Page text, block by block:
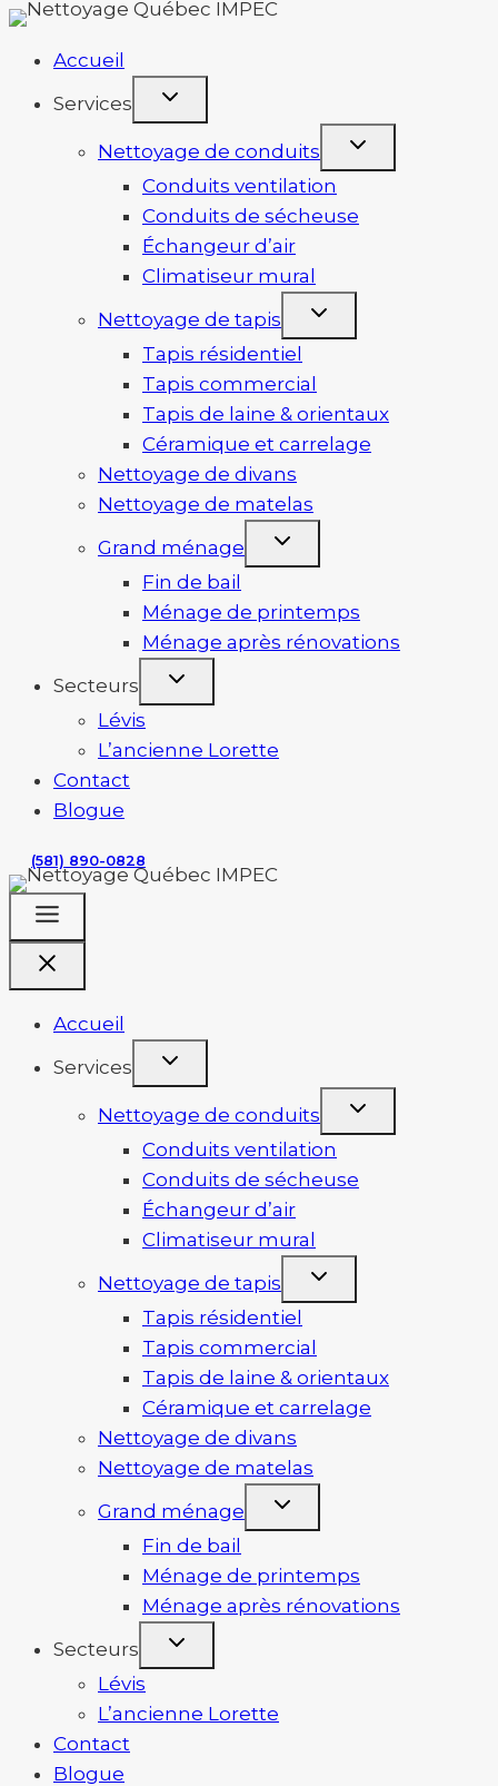
Aller
Accueil
Services
Nettoyage de conduits
Conduits ventilation
Conduits de sécheuse
Échangeur d’air
Climatiseur mural
Nettoyage de tapis
Tapis résidentiel
Tapis commercial
Tapis de laine & orientaux
Céramique et carrelage
Nettoyage de divans
Nettoyage de matelas
Grand ménage
Fin de bail
Ménage de printemps
Ménage après rénovations
Secteurs
Lévis
L’ancienne Lorette
Contact
Blogue
(581) 890-0828
Accueil
Services
Nettoyage de conduits
Conduits ventilation
Conduits de sécheuse
Échangeur d’air
Climatiseur mural
Nettoyage de tapis
Tapis résidentiel
Tapis commercial
Tapis de laine & orientaux
Céramique et carrelage
Nettoyage de divans
Nettoyage de matelas
Grand ménage
Fin de bail
Ménage de printemps
Ménage après rénovations
Secteurs
Lévis
L’ancienne Lorette
Contact
Blogue